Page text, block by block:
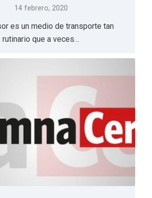
14 febrero, 2020
es un medio de transporte tan
rutinario que a veces…